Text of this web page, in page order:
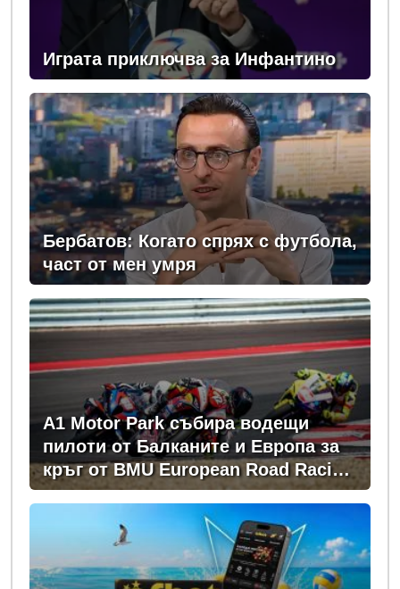
Играта приключва за Инфантино
Бербатов: Когато спрях с футбола,
част от мен умря
A1 Motor Park събира водещи
пилоти от Балканите и Европа за
кръг от BMU European Road Racing
Championship 2026